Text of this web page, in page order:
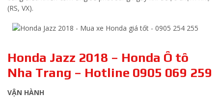
(RS, VX).
Honda Jazz 2018 – Honda Ô tô
Nha Trang – Hotline 0905 069 259
VẬN HÀNH